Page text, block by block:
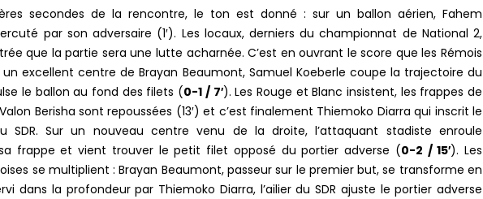
secondes de la rencontre, le ton est donné : sur un ballon aérien, Fahem
par son adversaire (1′). Les locaux, derniers du championnat de National 2,
que la partie sera une lutte acharnée. C’est en ouvrant le score que les Rémois
un excellent centre de Brayan Beaumont, Samuel Koeberle coupe la trajectoire du
le ballon au fond des filets (0-1 / 7′). Les Rouge et Blanc insistent, les frappes de
Berisha sont repoussées (13′) et c’est finalement Thiemoko Diarra qui inscrit le
SDR. Sur un nouveau centre venu de la droite, l’attaquant stadiste enroule
frappe et vient trouver le petit filet opposé du portier adverse (0-2 / 15′). Les
se multiplient : Brayan Beaumont, passeur sur le premier but, se transforme en
dans la profondeur par Thiemoko Diarra, l’ailier du SDR ajuste le portier adverse